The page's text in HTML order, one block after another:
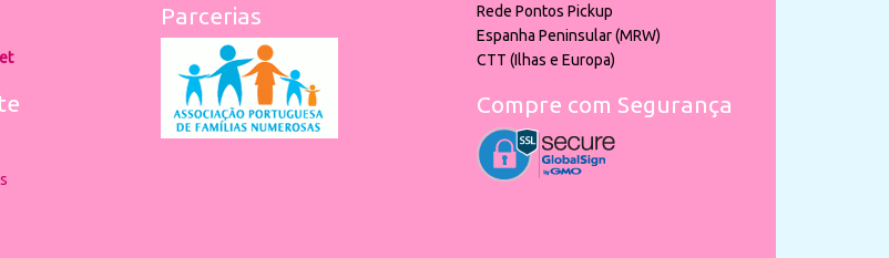
Parcerias
Rede Pontos Pickup
Espanha Peninsular (MRW)
CTT (Ilhas e Europa)
Compre com Segurança